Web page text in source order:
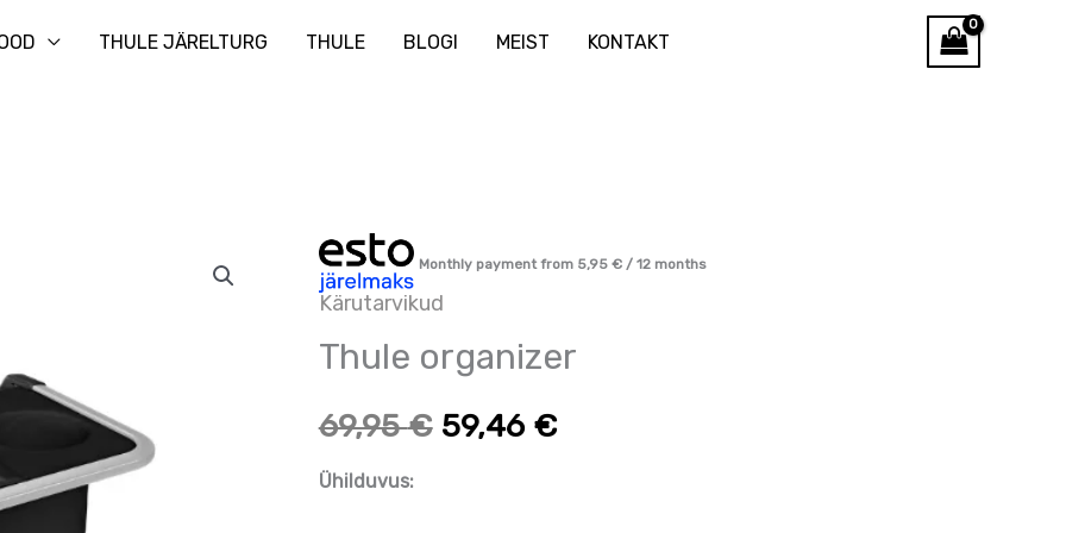
THULE JÄRELTURG THULE BLOGI MEIST KONTAKT
Monthly payment from 5,95 €/ 12 months
Kärutarvikud
Thule organizer
Algne
hind
oli:
69,95 €.
69,95€
Praegune
hind
on:
69,95 €.
59,46 €
Ühilduvus:
Thule
organizer